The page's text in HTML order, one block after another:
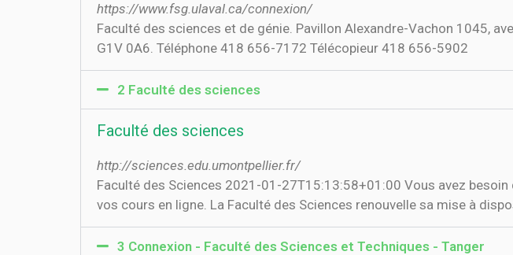
https://www.fsg.ulaval.ca/connexion/
Faculté des sciences et de génie. Pavillon Alexandre-Vachon 1045,
G1V 0A6. Téléphone 418 656-7172 Télécopieur 418 656-5902
2 Faculté des sciences
Faculté des sciences
http://sciences.edu.umontpellier.fr/
Faculté des Sciences 2021-01-27T15:13:58+01:00 Vous avez
vos cours en ligne. La Faculté des Sciences renouvelle sa mise à
3 Connexion - Faculté des Sciences et Techniques - Tanger